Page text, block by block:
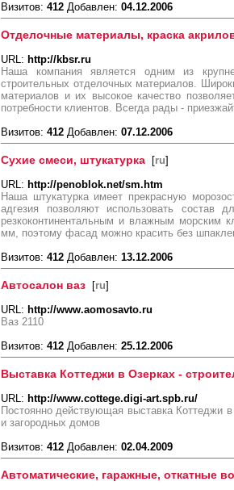
Визитов: 412 Добавлен: 04.12.2006
Отделочные материалы, краска
URL: http://kbsr.ru
Наша компания является одним из
строительных отделочных материалов.
материалов и их высокое качество
потребности клиентов. Всегда рады -
Визитов: 412 Добавлен: 07.12.2006
Сухие смеси, штукатурка [ru]
URL: http://penoblok.net/sm.htm
Наша штукатурка имеет прекрасную
адгезия позволяют использовать состав
резкоконтинентальным и влажным морским
мм, поэтому фасад можно красить без
Визитов: 412 Добавлен: 13.12.2006
Автосалон ваз [ru]
URL: http://www.aomosavto.ru
Ваз 2110
Визитов: 412 Добавлен: 25.12.2006
Выставка Коттеджи в Озерках -
URL: http://www.cottege.digi-art.spb.ru/
Постоянно действующая выставка Коттеджи
и загородных домов
Визитов: 412 Добавлен: 02.04.2009
Автоматические, гаражные, откатные